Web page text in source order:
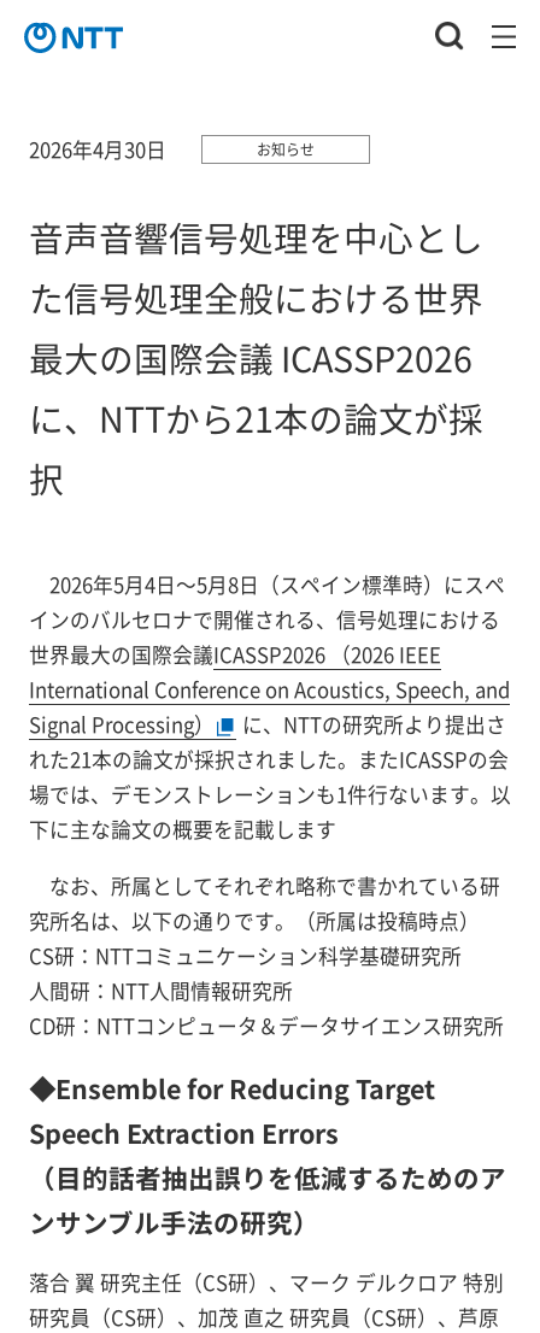
2026年4月30日 お知らせ
音声音響信号処理を中心とし
た信号処理全般における世界
最大の国際会議 ICASSP2026
に、NTTから21本の論文が採
択
2026年5月4日～5月8日（スペイン標準時）にスペ
インのバルセロナで開催される、信号処理における
世界最大の国際会議ICASSP2026 （2026 IEEE
International Conference on Acoustics, Speech, and
Signal Processing）
に、NTTの研究所より提出さ
れた21本の論文が採択されました。またICASSPの会
場では、デモンストレーションも1件行ないます。以
下に主な論文の概要を記載します
なお、所属としてそれぞれ略称で書かれている研
究所名は、以下の通りです。（所属は投稿時点）
CS研：NTTコミュニケーション科学基礎研究所
人間研：NTT人間情報研究所
CD研：NTTコンピュータ＆データサイエンス研究所
◆Ensemble for Reducing Target
Speech Extraction Errors
（目的話者抽出誤りを低減するためのア
ンサンブル手法の研究）
落合 翼 研究主任（CS研）、マーク デルクロア 特別
研究員（CS研）、加茂 直之 研究員（CS研）、芦原